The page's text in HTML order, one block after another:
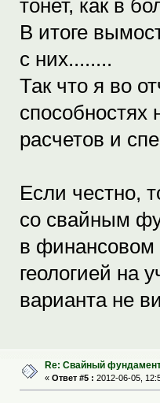
тонет, как в
В итоге
с них........
Так что я во
способностях
расчетов и
Если честно,
со свайным
в финансовом
геологией на
варианта не
Re: Свайный
« Ответ #5 : 2012-06-05,